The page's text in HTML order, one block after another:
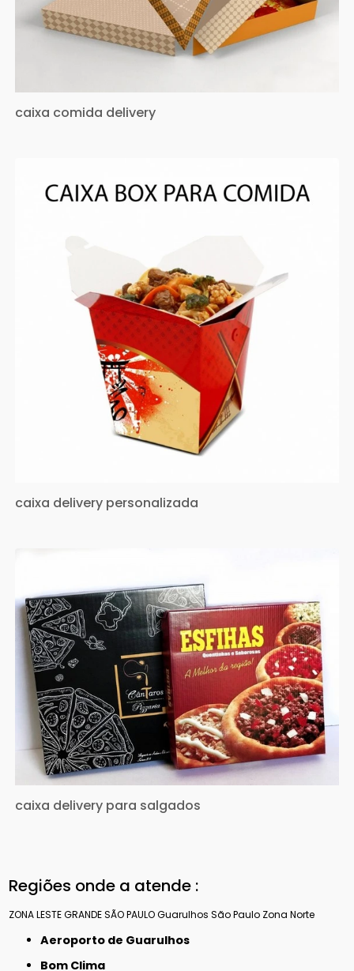
caixa comida delivery
caixa delivery personalizada
caixa delivery para salgados
Regiões onde a atende :
ZONA LESTEGRANDE SÃO PAULOGuarulhos São Paulo Zona Norte
Aeroporto de Guarulhos
Bom Clima